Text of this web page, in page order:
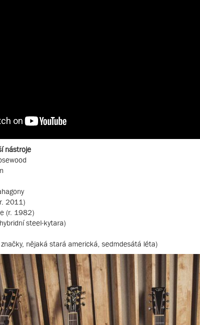
nástroje
2011)
(r. 1982)
steel-kytara)
nějaká stará americká, sedmdesátá léta)